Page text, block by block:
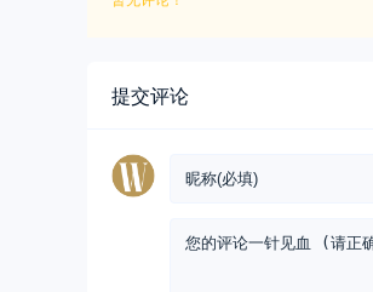
提交评论